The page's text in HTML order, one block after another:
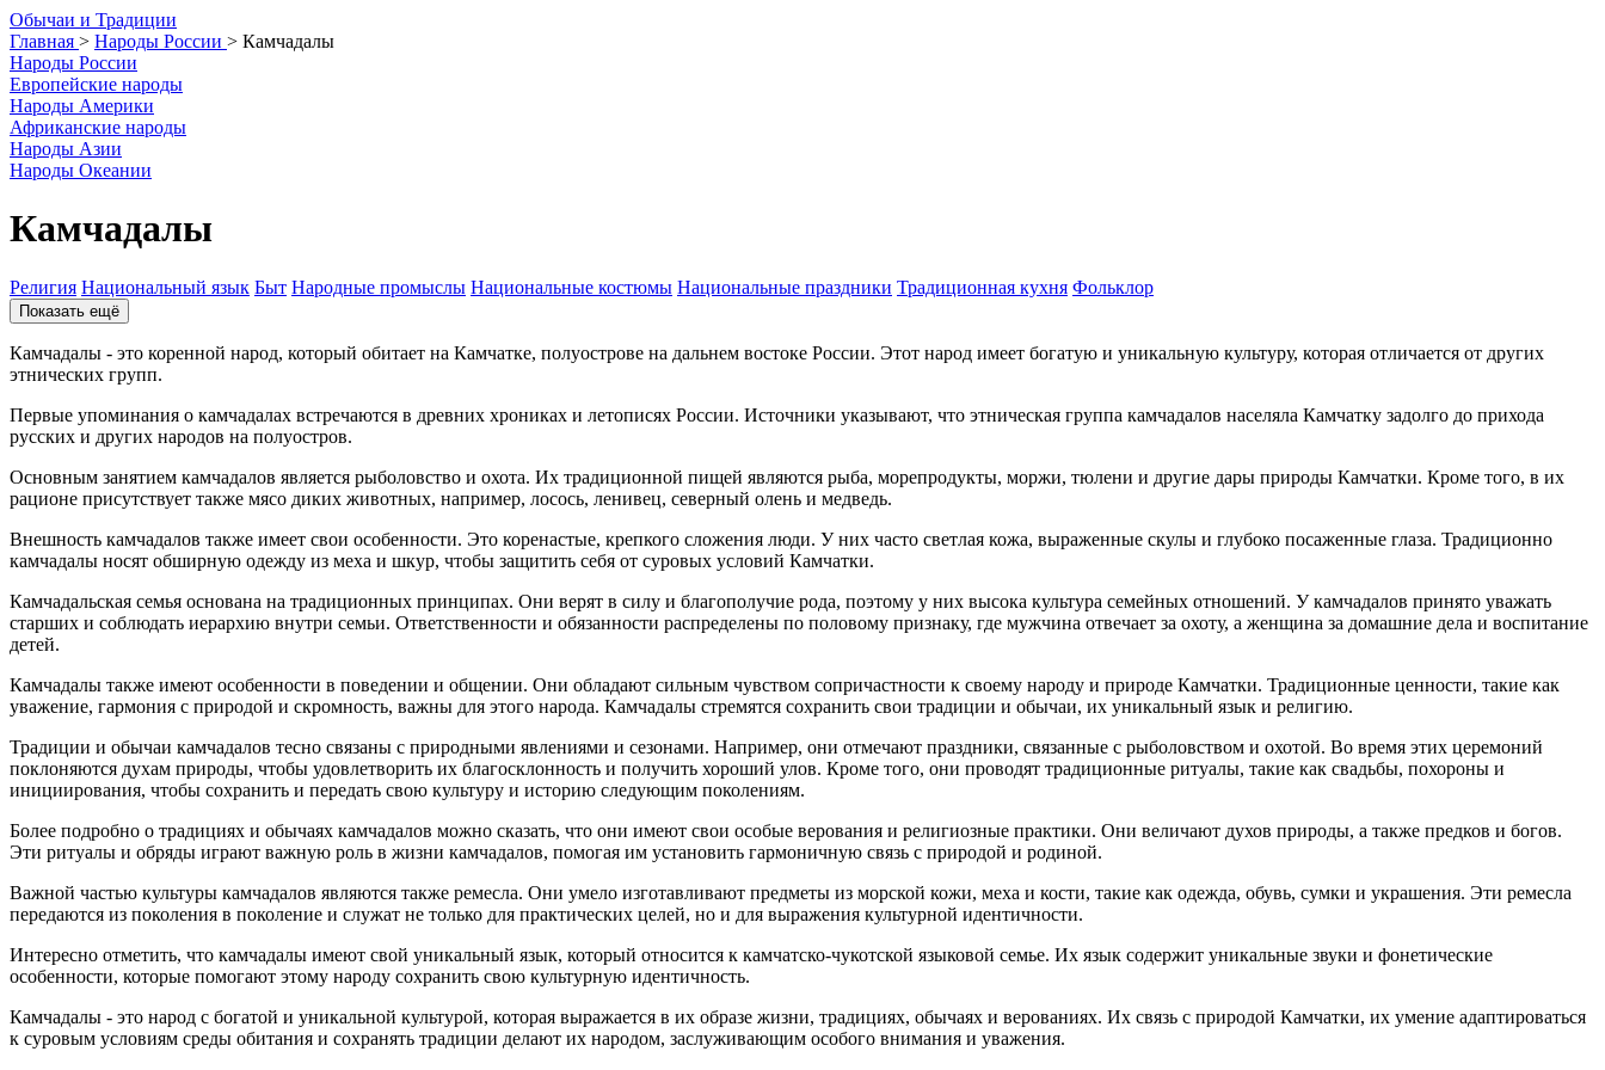
Обычаи и Традиции
Главная > Народы России > Камчадалы
Народы России
Европейские народы
Народы Америки
Африканские народы
Народы Азии
Народы Океании
Камчадалы
Религия Национальный язык Быт Народные промыслы Национальные костюмы Национальные праздники Традиционная кухня Фольклор
Показать ещё
Камчадалы - это коренной народ, который обитает на Камчатке, полуострове на дальнем востоке России. Этот народ имеет богатую и уникальную культуру, которая отличается от других
этнических групп.
Первые упоминания о камчадалах встречаются в древних хрониках и летописях России. Источники указывают, что этническая группа камчадалов населяла Камчатку задолго до прихода
русских и других народов на полуостров.
Основным занятием камчадалов является рыболовство и охота. Их традиционной пищей являются рыба, морепродукты, моржи, тюлени и другие дары природы Камчатки. Кроме того, в их
рационе присутствует также мясо диких животных, например, лосось, ленивец, северный олень и медведь.
Внешность камчадалов также имеет свои особенности. Это коренастые, крепкого сложения люди. У них часто светлая кожа, выраженные скулы и глубоко посаженные глаза. Традиционно
камчадалы носят обширную одежду из меха и шкур, чтобы защитить себя от суровых условий Камчатки.
Камчадальская семья основана на традиционных принципах. Они верят в силу и благополучие рода, поэтому у них высока культура семейных отношений. У камчадалов принято уважать
старших и соблюдать иерархию внутри семьи. Ответственности и обязанности распределены по половому признаку, где мужчина отвечает за охоту, а женщина за домашние дела и воспитание
детей.
Камчадалы также имеют особенности в поведении и общении. Они обладают сильным чувством сопричастности к своему народу и природе Камчатки. Традиционные ценности, такие как
уважение, гармония с природой и скромность, важны для этого народа. Камчадалы стремятся сохранить свои традиции и обычаи, их уникальный язык и религию.
Традиции и обычаи камчадалов тесно связаны с природными явлениями и сезонами. Например, они отмечают праздники, связанные с рыболовством и охотой. Во время этих церемоний
поклоняются духам природы, чтобы удовлетворить их благосклонность и получить хороший улов. Кроме того, они проводят традиционные ритуалы, такие как свадьбы, похороны и
инициирования, чтобы сохранить и передать свою культуру и историю следующим поколениям.
Более подробно о трaдициях и обычаях камчадалов можно сказать, что они имеют свои особые верования и религиозные практики. Они величают духов природы, а также предков и богов.
Эти ритуалы и обряды играют важную роль в жизни камчадалов, помогая им установить гармоничную связь с природой и родиной.
Важной частью культуры камчадалов являются также ремесла. Они умело изготавливают предметы из морской кожи, меха и кости, такие как одежда, обувь, сумки и украшения. Эти ремесла
передаются из поколения в поколение и служат не только для практических целей, но и для выражения культурной идентичности.
Интересно отметить, что камчадалы имеют свой уникальный язык, который относится к камчатско-чукотской языковой семье. Их язык содержит уникальные звуки и фонетические
особенности, которые помогают этому народу сохранить свою культурную идентичность.
Камчадалы - это народ с богатой и уникальной культурой, которая выражается в их образе жизни, традициях, обычаях и верованиях. Их связь с природой Камчатки, их умение адаптироваться
к суровым условиям среды обитания и сохранять традиции делают их народом, заслуживающим особого внимания и уважения.